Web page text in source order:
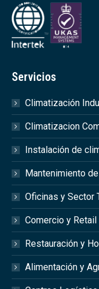
Servicios
Climatización
Climatizacion
Instalación de
Mantenimiento
Oficinas y Sector
Comercio y Retail
Restauración y
Alimentación y